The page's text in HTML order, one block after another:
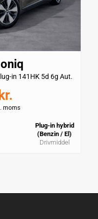
in 141HK 5d 6g Aut.
moms
Plug-in hybrid
(Benzin / El)
Drivmiddel